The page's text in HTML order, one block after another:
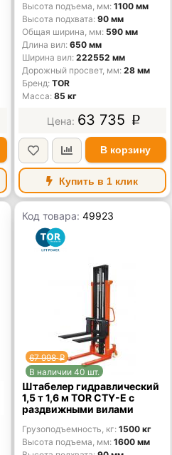
Высота подъема, мм 1100 мм
Высота подхвата 90 мм
Общая ширина, мм 590 мм
Длина вил 650 мм
Ширина вил 222552 мм
Дорожный просвет, мм 28 мм
Бренд TOR
Масса 85 кг
63 735 p
В корзину
Купить в 1 клик
Код товара:49923
67 998p
В наличии 40 шт.
Штабелер гидравлический
1,5 т 1,6 м TOR CTY-E с
раздвижными вилами
Грузоподъемность, кг 1500 кг
Высота подъема, мм 1600 мм